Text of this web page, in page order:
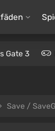
Gate 3
Save /